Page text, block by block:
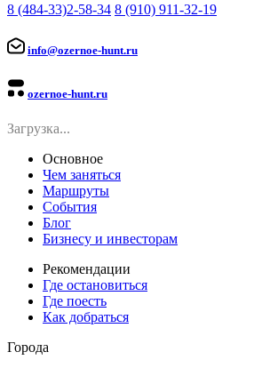
8 (484-33)2-58-34 8 (910) 911-32-19
info@ozernoe-hunt.ru
ozernoe-hunt.ru
Загрузка...
Основное
Чем заняться
Маршруты
События
Блог
Бизнесу и инвесторам
Рекомендации
Где остановиться
Где поесть
Как добраться
Города